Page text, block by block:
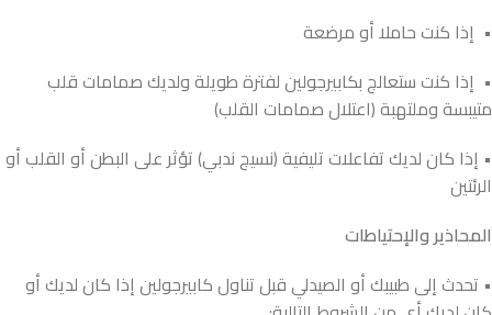
• إذا كنت حاملا أو مرضعة
• إذا كنت ستعالج بكابيرجولين لفترة طويلة ولديك صمامات قلب
متيبسة وملتهبة (اعتلال صمامات القلب)
• إذا كان لديك تفاعلات تليفية (نسيج ندبي) تؤثر على البطن أو القلب أو
الرئتين
المحاذير والإحتياطات
• تحدث إلى طبيبك أو الصيدلي قبل تناول كابيرجولين إذا كان لديك أو